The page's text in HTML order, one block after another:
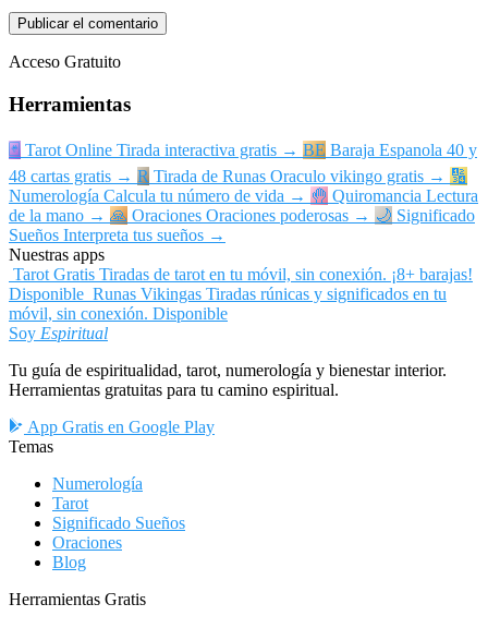
Acceso Gratuito
Herramientas
🃏 Tarot Online Tirada interactiva gratis → BE Baraja Espanola 40 y
48 cartas gratis → R Tirada de Runas Oraculo vikingo gratis → 🔢
Numerología Calcula tu número de vida → 🤚 Quiromancia Lectura
de la mano → 🙏 Oraciones Oraciones poderosas → 🌙 Significado
Sueños Interpreta tus sueños →
Nuestras apps
Tarot Gratis Tiradas de tarot en tu móvil, sin conexión. ¡8+ barajas!
Disponible Runas Vikingas Tiradas rúnicas y significados en tu
móvil, sin conexión. Disponible
Soy Espiritual
Tu guía de espiritualidad, tarot, numerología y bienestar interior.
Herramientas gratuitas para tu camino espiritual.
App Gratis en Google Play
Temas
Numerología
Tarot
Significado Sueños
Oraciones
Blog
Herramientas Gratis